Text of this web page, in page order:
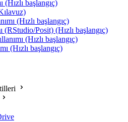
(Hızlı başlangıç)
(Hızlı başlangıç)
(RStudio/Posit) (Hızlı başlangıç)
(Hızlı başlangıç)
(Hızlı başlangıç)